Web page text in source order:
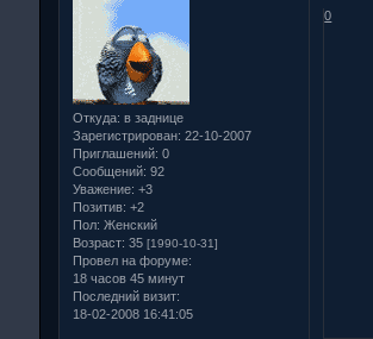
Откуда: в заднице
Зарегистрирован: 22-10-2007
Приглашений: 0
Сообщений: 92
Уважение: +3
Позитив: +2
Пол: Женский
Возраст: 35[1990-10-31]
Провел на форуме:
18 часов 45 минут
Последний визит:
18-02-2008 16:41:05
0